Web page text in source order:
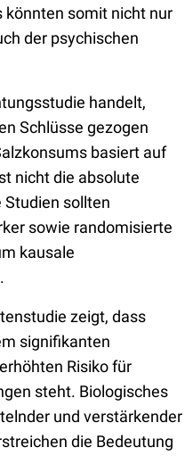
könnten somit nicht nur
der psychischen
handelt,
Schlüsse gezogen
basiert auf
nicht die absolute
Studien sollten
sowie randomisierte
kausale
zeigt, dass
signifikanten
Risiko für
steht. Biologisches
und verstärkender
die Bedeutung